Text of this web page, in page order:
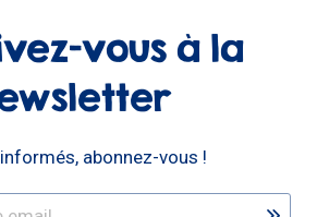
vous à la
abonnez-vous !